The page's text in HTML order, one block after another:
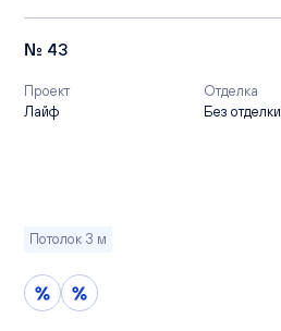
№ 43
Проект
Лайф
Отделка
Без отделки
Потолок 3 м